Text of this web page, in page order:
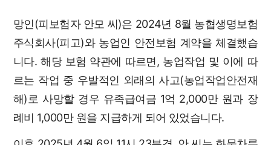
망인(피보험자 안모 씨)은 2024년 8월 농협생명보험
주식회사(피고)와 농업인 안전보험 계약을 체결했습
니다. 해당 보험 약관에 따르면, 농업작업 및 이에 따
르는 작업 중 우발적인 외래의 사고(농업작업안전재
해)로 사망할 경우 유족급여금 1억 2,000만 원과 장
례비 1,000만 원을 지급하게 되어 있었습니다.